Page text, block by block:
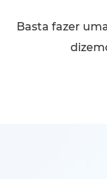
Basta fazer